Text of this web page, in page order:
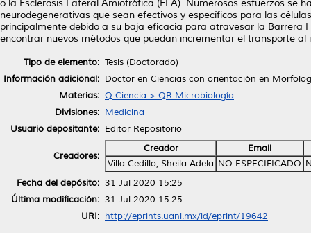
o la Esclerosis Lateral Amiotrófica (ELA). Numerosos esfuerzos se
neurodegenerativas que sean efectivos y específicos para las
principalmente debido a su baja eficacia para atravesar la Barrera
encontrar nuevos métodos que puedan incrementar el transporte al
Tipo de elemento: Tesis (Doctorado)
Información adicional: Doctor en Ciencias con orientación en
Materias: Q Ciencia > QR Microbiología
Divisiones: Medicina
Usuario depositante: Editor Repositorio
Creadores:
Creador
Email
Villa Cedillo, Sheila Adela NO ESPECIFICADO
Fecha del depósito: 31 Jul 2020 15:25
Última modificación: 31 Jul 2020 15:25
URI: http://eprints.uanl.mx/id/eprint/19642